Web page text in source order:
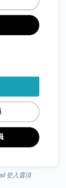
登入選項